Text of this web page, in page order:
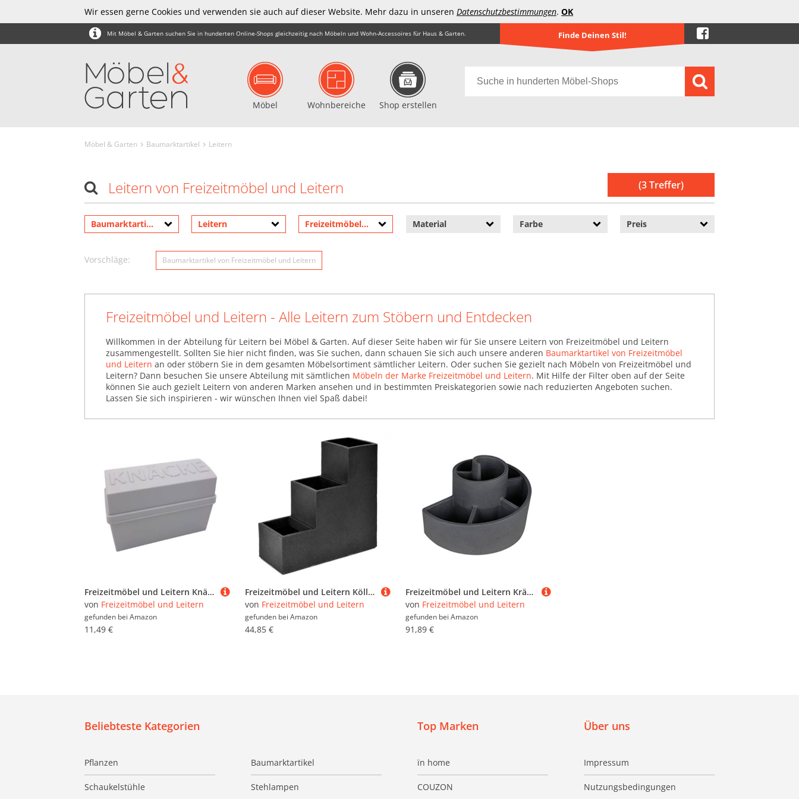
Wir essen gerne Cookies und verwenden sie auch auf dieser Website. Mehr dazu in unseren Datenschutzbestimmungen. OK
Mit Möbel & Garten suchen Sie in hunderten Online-Shops gleichzeitig nach Möbeln und Wohn-Accessoires für Haus & Garten. Finde Deinen Stil!
Möbel Wohnbereiche Shop erstellen
Möbel & Garten Baumarktartikel Leitern
(3 Treffer)
Leitern von Freizeitmöbel und Leitern
Baumarktartikel Leitern Freizeitmöbel und Leitern Material Farbe Preis
Vorschläge: Baumarktartikel von Freizeitmöbel und Leitern
Freizeitmöbel und Leitern - Alle Leitern zum Stöbern und Entdecken
Willkommen in der Abteilung für Leitern bei Möbel & Garten. Auf dieser Seite haben wir für Sie unsere Leitern von Freizeitmöbel und Leitern
zusammengestellt. Sollten Sie hier nicht finden, was Sie suchen, dann schauen Sie sich auch unsere anderen Baumarktartikel von Freizeitmöbel
und Leitern an oder stöbern Sie in dem gesamten Möbelsortiment sämtlicher Leitern. Oder suchen Sie gezielt nach Möbeln von Freizeitmöbel und
Leitern? Dann besuchen Sie unsere Abteilung mit sämtlichen Möbeln der Marke Freizeitmöbel und Leitern. Mit Hilfe der Filter oben auf der Seite
können Sie auch gezielt Leitern von anderen Marken ansehen und in bestimmten Preiskategorien sowie nach reduzierten Angeboten suchen.
Lassen Sie sich inspirieren - wir wünschen Ihnen viel Spaß dabei!
Freizeitmöbel und Leitern Knäckebrotbox Brotbox Knäckebrot Box Brotdose Aufbewahrungsbox Vorratsdose, Hellgrau, 19.5 x 8.5 x 13.5 cm
von Freizeitmöbel und Leitern
gefunden bei Amazon
11,49 €
Freizeitmöbel und Leitern Kölle Pflanzkübel-Treppe Kubus anthrazit, 60x27x60 cm, 60 Liter Erdvolumen
von Freizeitmöbel und Leitern
gefunden bei Amazon
44,85 €
Freizeitmöbel und Leitern Kräuterspirale Kräuterbeet Kräuterschnecke Kräuterturm Hochbeet Pflanztreppe
von Freizeitmöbel und Leitern
gefunden bei Amazon
91,89 €
Über uns
Impressum
Nutzungsbedingungen
Beliebteste Kategorien
Pflanzen Baumarktartikel
Schaukelstühle Stehlampen
Top Marken
ïn home
COUZON